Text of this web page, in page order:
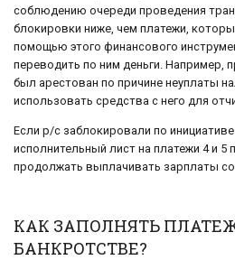
соблюдению очереди проведения
блокировки ниже, чем платежи,
помощью этого финансового
переводить по ним деньги. Например,
был арестован по причине неуплаты
использовать средства с него для
Если р/с заблокировали по
исполнительный лист на платежи 4 и 5
продолжать выплачивать зарплаты
КАК ЗАПОЛНЯТЬ
БАНКРОТСТВЕ?